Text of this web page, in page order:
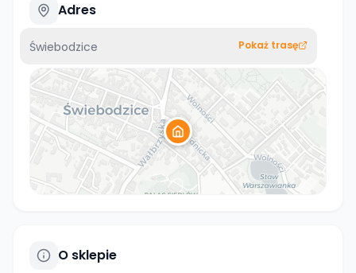
Adres
Świebodzice Pokaż trasę
O sklepie